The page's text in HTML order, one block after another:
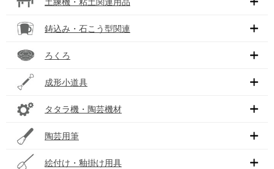
鋳込み・石こう型関連
ろくろ
成形小道具
タタラ機・陶芸機材
陶芸用筆
絵付け・釉掛け用具